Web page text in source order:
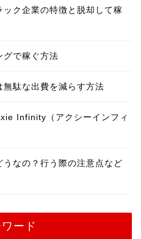
ク企業の特徴と脱却して稼
グで稼ぐ方法
駄な出費を減らす方法
Infinity（アクシーインフィ
なの？行う際の注意点など
ード